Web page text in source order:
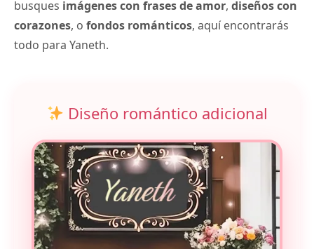
busques imágenes con frases de amor, diseños con
corazones, o fondos románticos, aquí encontrarás
todo para Yaneth.
Diseño romántico adicional